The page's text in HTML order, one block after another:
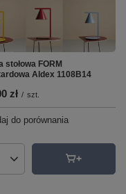
stołowa FORM
Aldex 1108B14
zł / szt.
do porównania
produktów